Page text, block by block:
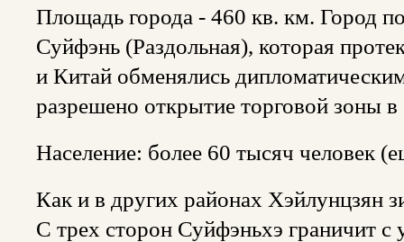
Площадь города - 460 кв. км. Город
Суйфэнь (Раздольная), которая
и Китай обменялись
разрешено открытие торговой зоны
Население: более 60 тысяч человек
Как и в других районах Хэйлунцзян
С трех сторон Суйфэньхэ граничит с